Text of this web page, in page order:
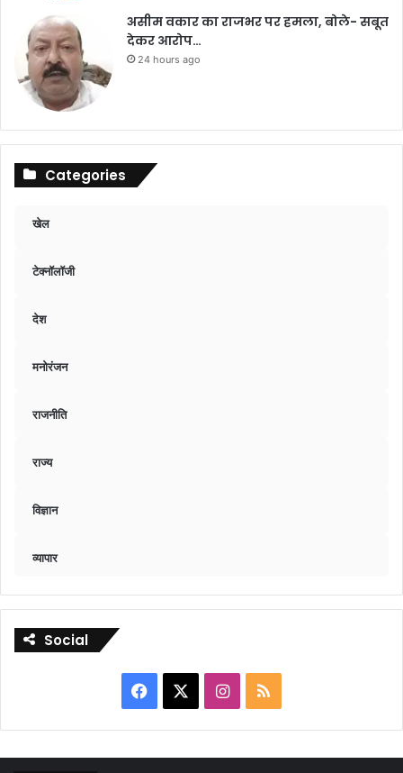
असीम वकार का राजभर पर हमला, बोले- सबूत
देकर आरोप…
24 hours ago
Categories
खेल
टेक्नॉलॉजी
देश
मनोरंजन
राजनीति
राज्य
विज्ञान
व्यापार
Social
Facebook Instagram
RSS